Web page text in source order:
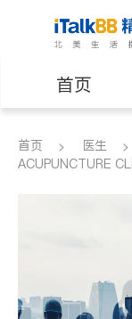
首页
医生
养老
首页 医生
ACUPUNCTURE